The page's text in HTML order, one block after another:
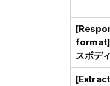
format]
スボデ